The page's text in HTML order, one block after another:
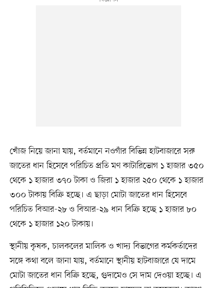
খোঁজ নিয়ে জানা যায়, বর্তমানে নওগাঁর বিভিন্ন হাটবাজারে সরু
জাতের ধান হিসেবে পরিচিত প্রতি মণ কাটারিভোগ ১ হাজার ৩৫০
থেকে ১ হাজার ৩৭০ টাকা ও জিরা ১ হাজার ২৫০ থেকে ১ হাজার
৩০০ টাকায় বিক্রি হচ্ছে। এ ছাড়া মোটা জাতের ধান হিসেবে
পরিচিত বিআর-২৮ ও বিআর-২৯ ধান বিক্রি হচ্ছে ১ হাজার ৮০
থেকে ১ হাজার ১২০ টাকায়।
স্থানীয় কৃষক, চালকলের মালিক ও খাদ্য বিভাগের কর্মকর্তাদের
সঙ্গে কথা বলে জানা যায়, বর্তমানে স্থানীয় হাটবাজারে যে দামে
মোটা জাতের ধান বিক্রি হচ্ছে, গুদামেও সে দাম দেওয়া হচ্ছে। এ